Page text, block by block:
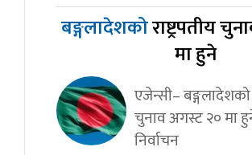
बङ्गलादेशकोराष्ट्रपतीय
मा हुने
एजेन्सी– बङ्गलादेशको
चुनाव अगस्ट २० मा
निर्वाचन